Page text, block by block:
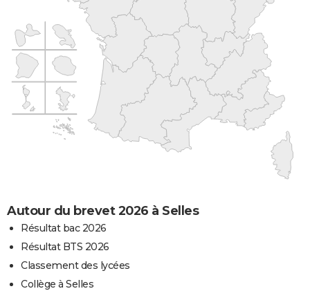
Autour du brevet 2026 à Selles
Résultat bac 2026
Résultat BTS 2026
Classement des lycées
Collège à Selles